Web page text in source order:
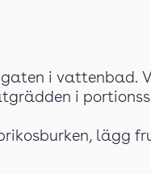
i vattenbad.
i
lägg